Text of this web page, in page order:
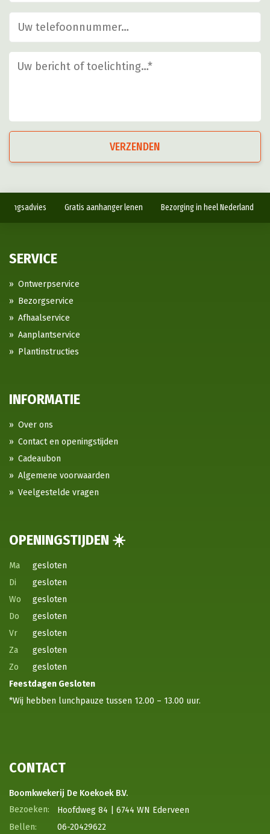
VERZENDEN
Gratis aanhanger lenen Bezorging in heel Nederland
SERVICE
Ontwerpservice
Bezorgservice
Afhaalservice
Aanplantservice
Plantinstructies
INFORMATIE
Over ons
Contact en openingstijden
Cadeaubon
Algemene voorwaarden
Veelgestelde vragen
OPENINGSTIJDEN ☀️
Ma
gesloten
Di
gesloten
Wo
gesloten
Do
gesloten
Vr
gesloten
Za
gesloten
Zo
gesloten
Feestdagen Gesloten
*Wij hebben lunchpauze tussen 12.00 – 13.00 uur.
CONTACT
Boomkwekerij De Koekoek B.V.
Hoofdweg 84 | 6744 WN Ederveen
06-20429622